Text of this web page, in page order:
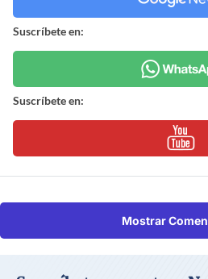
Suscríbete en:
Suscríbete en:
Mostrar